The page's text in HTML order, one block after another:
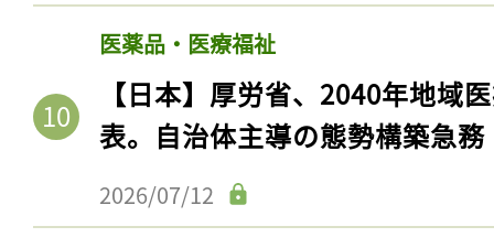
医薬品・医療福祉
【日本】厚労省、2040年地域
表。自治体主導の態勢構築急務
2026/07/12